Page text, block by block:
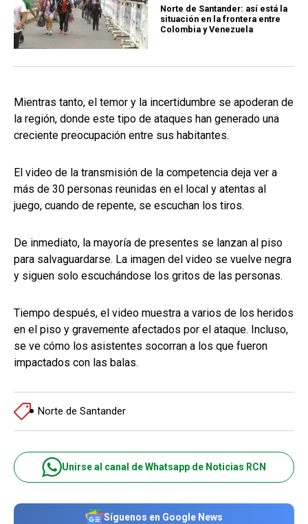
Norte de Santander: así está la
situación en la frontera entre
Colombia y Venezuela
Mientras tanto, el temor y la incertidumbre se apoderan de
la región, donde este tipo de ataques han generado una
creciente preocupación entre sus habitantes.
El video de la transmisión de la competencia deja ver a
más de 30 personas reunidas en el local y atentas al
juego, cuando de repente, se escuchan los tiros.
De inmediato, la mayoría de presentes se lanzan al piso
para salvaguardarse. La imagen del video se vuelve negra
y siguen solo escuchándose los gritos de las personas.
Tiempo después, el video muestra a varios de los heridos
en el piso y gravemente afectados por el ataque. Incluso,
se ve cómo los asistentes socorran a los que fueron
impactados con las balas.
Norte de Santander
Unirse al canal de Whatsapp de Noticias RCN
Síguenos en Google News